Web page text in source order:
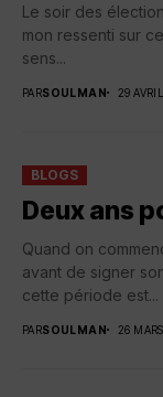
Le soir des
mon ressenti sur
sens...
PARSOULMAN 29
BLOGS
Deux ans
Quand on
avant de signer
cette période est...
PARSOULMAN 26